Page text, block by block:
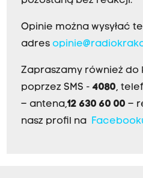
Opinie można wysyłać
adres
Zapraszamy również do
poprzez SMS - 4080,
– antena,12 630 60 00 –
nasz profil na